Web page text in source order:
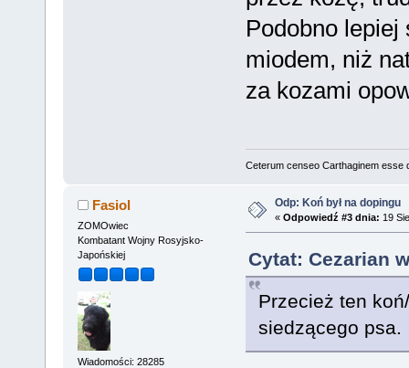
Podobno
miodem, niż
za kozami
Ceterum censeo Carthaginem esse
Fasiol
ZOMOwiec
Kombatant Wojny Rosyjsko-
Japońskiej
Wiadomości: 28285
Odp: Koń był na dopingu
« Odpowiedź #3 dnia: 19
Cytat: Cezarian
Przecież ten
siedzącego psa.